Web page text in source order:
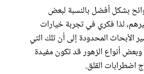
بشكل أفضل بالنسبة لبعض
لذا فكري في تجربة خيارات
الأبحاث المحدودة إلى أن تلك التي
أنواع الزهور قد تكون مفيدة
القلق.